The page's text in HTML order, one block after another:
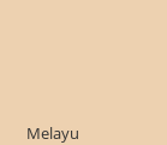
Melayu